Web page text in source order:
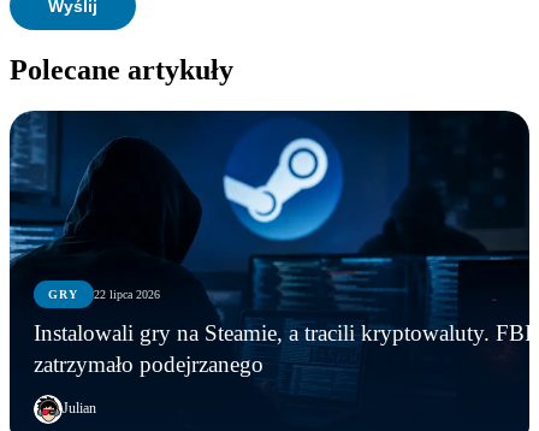
Polecane artykuły
GRY 22 lipca 2026
Instalowali gry na Steamie, a tracili kryptowaluty. FBI
zatrzymało podejrzanego
Julian